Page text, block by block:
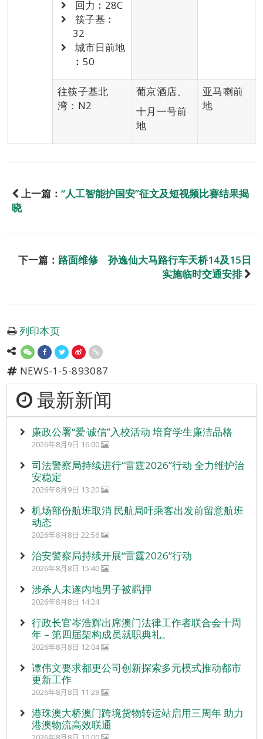
回力︰28C
筷子基︰
32
城市日前地
︰50
往筷子基北
湾：N2
葡京酒店、
十月一号前
地
亚马喇前
地
上一篇： “人工智能护国安”征文及短视频比赛结果揭
晓
下一篇： 路面维修 孙逸仙大马路行车天桥14及15日
实施临时交通安排
列印本页
NEWS-1-5-893087
最新新闻
廉政公署“爱‧诚信”入校活动 培育学生廉洁品格
2026年8月9日 16:00
司法警察局持续进行“雷霆2026”行动 全力维护治
安稳定
2026年8月9日 13:20
机场部份航班取消 民航局吁乘客出发前留意航班
动态
2026年8月8日 22:56
治安警察局持续开展“雷霆2026”行动
2026年8月8日 15:40
涉杀人未遂内地男子被羁押
2026年8月8日 14:24
行政长官岑浩辉出席澳门法律工作者联合会十周
年 – 第四届架构成员就职典礼。
2026年8月8日 12:04
谭伟文要求都更公司创新探索多元模式推动都市
更新工作
2026年8月8日 11:28
港珠澳大桥澳门跨境货物转运站启用三周年 助力
港澳物流高效联通